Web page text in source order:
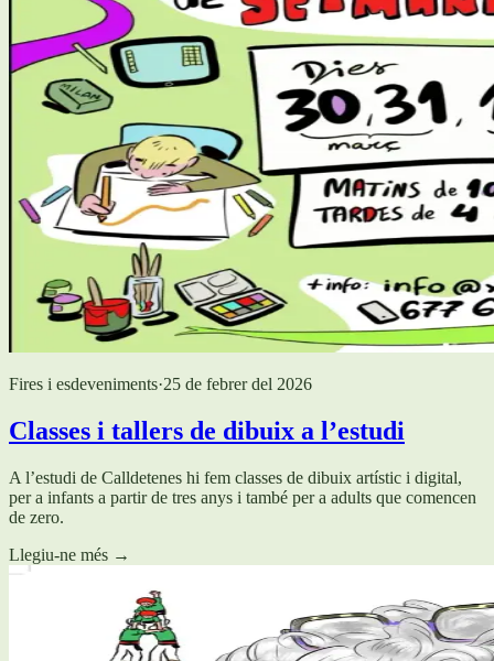
Fires i esdeveniments·25 de febrer del 2026
Classes i tallers de dibuix a l’estudi
A l’estudi de Calldetenes hi fem classes de dibuix artístic i digital,
per a infants a partir de tres anys i també per a adults que comencen
de zero.
Llegiu-ne més →